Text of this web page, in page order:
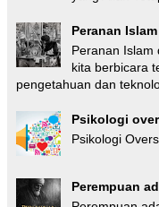
Peranan
Peranan Islam
kita berbicara
pengetahuan dan
Psikologi
Psikologi
Perempuan